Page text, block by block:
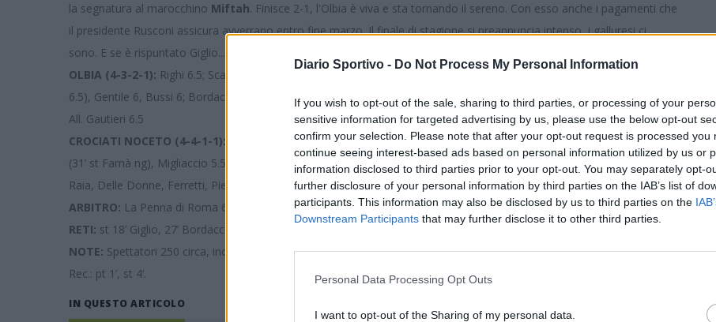
Diario Sportivo - Do Not Process My Personal Information
If you wish to opt-out of the sale, sharing to third parties, or processing of your
sensitive information for targeted advertising by us, please use the below opt-out
confirm your selection. Please note that after your opt-out request is processed you
continue seeing interest-based ads based on personal information utilized by us or
information disclosed to third parties prior to your opt-out. You may separately opt-
further disclosure of your personal information by third parties on the IAB’s list of
participants. This information may also be disclosed by us to third parties on the
Downstream Participants that may further disclose it to other third parties.
Personal Data Processing Opt Outs
I want to opt-out of the Sharing of my personal data.
la segnatura al marocchino Miftah. Finisce 2-1, l'Olbia è viva e sta tornando il sereno. Con esso anche i pagamenti che
il presidente Rusconi assicura avverrano entro fine marzo. Il finale di stagione si preannuncia intenso, i galluresi ci
sono. E se è rispuntato Giglio...
OLBIA (4-3-2-1): Righi 6.5; Scalise 6, Fedeli 6.5, Soro 6.5, Nastasi 6 (18’ st Masciantonio 6); Granaiola 5.5 (10’ st Cuoghi
6.5), Gentile 6, Bussi 6; Bordacconi 6 (33’ st Volpe ng), Ghidini 6; Giglio 7. A disp. Scarzanella, Bricchetti, Lisai, Moretti.
All. Gautieri 6.5
CROCIATI NOCETO (4-4-1-1): Mondini 7; Verdi 5.5 (16’ st Bersanelli 5.5), Paoletti 6, Coppola 6, Addona 6; Magnani 6
(31’ st Famà ng), Migliaccio 5.5, Castagnetti 6, Mora 5.5 (31’ st Guareschi ng); La Cagnina 5.5; Miftah 6. A disp. Indolfi
Raia, Delle Donne, Ferretti, Pietranera. All. Torresani 5.5
ARBITRO: La Penna di Roma 6
RETI: st 18’ Giglio, 27’ Bordacconi rig., 47’ Miftah
NOTE: Spettatori 250 circa, incasso non comunicato. Ammoniti: Fedeli, Gentile, Cuoghi, Miftah, Bersanelli. Angoli: 5-2.
Rec.: pt 1’, st 4’.
IN QUESTO ARTICOLO